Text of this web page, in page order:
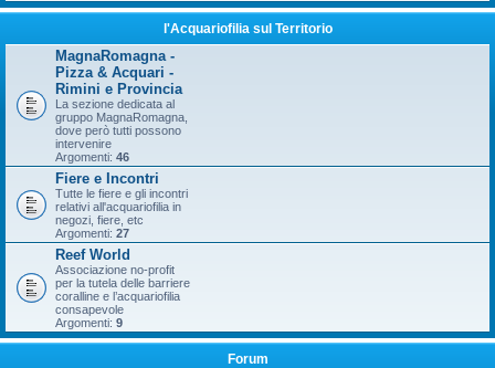
l'Acquariofilia sul Territorio
MagnaRomagna -
Pizza & Acquari -
Rimini e Provincia
La sezione dedicata al
gruppo MagnaRomagna,
dove però tutti possono
intervenire
Argomenti: 46
Fiere e Incontri
Tutte le fiere e gli incontri
relativi all'acquariofilia in
negozi, fiere, etc
Argomenti: 27
Reef World
Associazione no-profit
per la tutela delle barriere
coralline e l’acquariofilia
consapevole
Argomenti: 9
Forum